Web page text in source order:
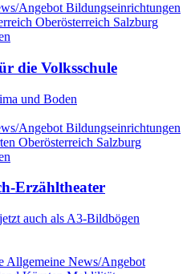
Angebot Bildungseinrichtungen
Oberösterreich Salzburg
die Volksschule
und Boden
Angebot Bildungseinrichtungen
Oberösterreich Salzburg
Erzähltheater
auch als A3-Bildbögen
Allgemeine News/Angebot